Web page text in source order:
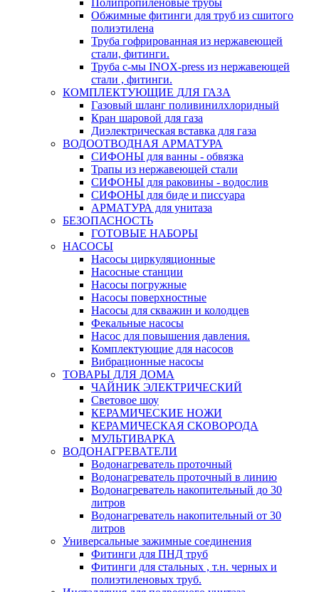
Полипропиленовые трубы
Обжимные фитинги для труб из сшитого
полиэтилена
Труба гофрированная из нержавеющей
стали, фитинги.
Труба с-мы INOX-press из нержавеющей
стали , фитинги.
КОМПЛЕКТУЮЩИЕ ДЛЯ ГАЗА
Газовый шланг поливинилхлоридный
Кран шаровой для газа
Диэлектрическая вставка для газа
ВОДООТВОДНАЯ АРМАТУРА
СИФОНЫ для ванны - обвязка
Трапы из нержавеющей стали
СИФОНЫ для раковины - водослив
СИФОНЫ для биде и писсуара
АРМАТУРА для унитаза
БЕЗОПАСНОСТЬ
ГОТОВЫЕ НАБОРЫ
НАСОСЫ
Насосы циркуляционные
Насосные станции
Насосы погружные
Насосы поверхностные
Насосы для скважин и колодцев
Фекальные насосы
Насос для повышения давления.
Комплектующие для насосов
Вибрационные насосы
ТОВАРЫ ДЛЯ ДОМА
ЧАЙНИК ЭЛЕКТРИЧЕСКИЙ
Световое шоу
КЕРАМИЧЕСКИЕ НОЖИ
КЕРАМИЧЕСКАЯ СКОВОРОДА
МУЛЬТИВАРКА
ВОДОНАГРЕВАТЕЛИ
Водонагреватель проточный
Водонагреватель проточный в линию
Водонагреватель накопительный до 30
литров
Водонагреватель накопительный от 30
литров
Универсальные зажимные соединения
Фитинги для ПНД труб
Фитинги для стальных , т.н. черных и
полиэтиленовых труб.